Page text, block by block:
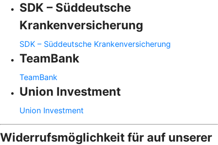
SDK – Süddeutsche
Krankenversicherung
SDK – Süddeutsche Krankenversicherung
TeamBank
TeamBank
Union Investment
Union Investment
Widerrufsmöglichkeit für auf unserer